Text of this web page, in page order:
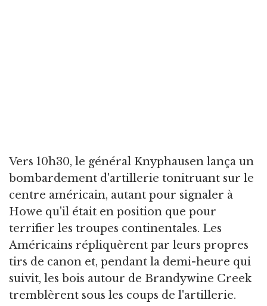
Vers 10h30, le général Knyphausen lança un
bombardement d'artillerie tonitruant sur le
centre américain, autant pour signaler à
Howe qu'il était en position que pour
terrifier les troupes continentales. Les
Américains répliquèrent par leurs propres
tirs de canon et, pendant la demi-heure qui
suivit, les bois autour de Brandywine Creek
tremblèrent sous les coups de l'artillerie.